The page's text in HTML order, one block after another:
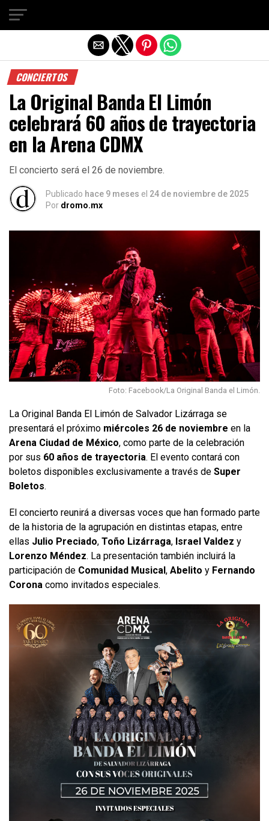
CONCIERTOS
La Original Banda El Limón
celebrará 60 años de trayectoria
en la Arena CDMX
El concierto será el 26 de noviembre.
Publicado hace 9 meses el 24 de noviembre de 2025
Por dromo.mx
Foto: Facebook/La Original Banda el Limón.
La Original Banda El Limón de Salvador Lizárraga se
presentará el próximo miércoles 26 de noviembre en la
Arena Ciudad de México, como parte de la celebración
por sus 60 años de trayectoria. El evento contará con
boletos disponibles exclusivamente a través de Super
Boletos.
El concierto reunirá a diversas voces que han formado parte
de la historia de la agrupación en distintas etapas, entre
ellas Julio Preciado, Toño Lizárraga, Israel Valdez y
Lorenzo Méndez. La presentación también incluirá la
participación de Comunidad Musical, Abelito y Fernando
Corona como invitados especiales.